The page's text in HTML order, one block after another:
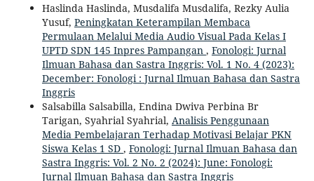
Haslinda Haslinda, Musdalifa Musdalifa, Rezky Aulia
Yusuf, Peningkatan Keterampilan Membaca
Permulaan Melalui Media Audio Visual Pada Kelas I
UPTD SDN 145 Inpres Pampangan , Fonologi: Jurnal
Ilmuan Bahasa dan Sastra Inggris: Vol. 1 No. 4 (2023):
December: Fonologi : Jurnal Ilmuan Bahasa dan Sastra
Inggris
Salsabilla Salsabilla, Endina Dwiva Perbina Br
Tarigan, Syahrial Syahrial, Analisis Penggunaan
Media Pembelajaran Terhadap Motivasi Belajar PKN
Siswa Kelas 1 SD , Fonologi: Jurnal Ilmuan Bahasa dan
Sastra Inggris: Vol. 2 No. 2 (2024): June: Fonologi:
Jurnal Ilmuan Bahasa dan Sastra Inggris